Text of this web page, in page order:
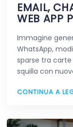
EMAIL,
WEB APP
Immagine
WhatsApp,
sparse tra
squilla con
CONTINUA A